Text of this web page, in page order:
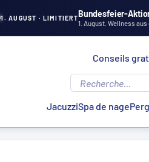
1. AUGUST · LIMITIERTBundesfeier-
1. August. Wellness
Conseils
JacuzziSpa de nage